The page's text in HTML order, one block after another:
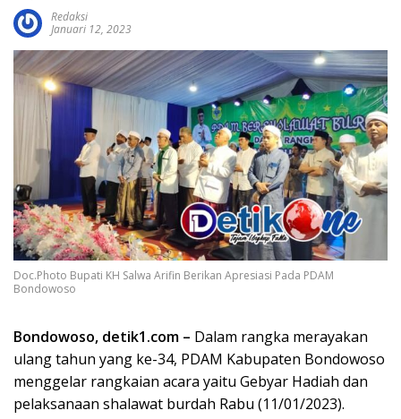
Redaksi
Januari 12, 2023
Doc.Photo Bupati KH Salwa Arifin Berikan Apresiasi Pada PDAM
Bondowoso
Bondowoso, detik1.com – Dalam rangka merayakan
ulang tahun yang ke-34, PDAM Kabupaten Bondowoso
menggelar rangkaian acara yaitu Gebyar Hadiah dan
pelaksanaan shalawat burdah Rabu (11/01/2023).